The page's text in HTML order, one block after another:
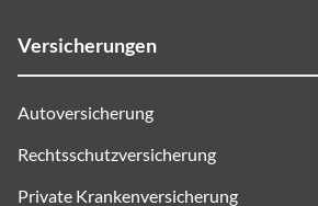
Versicherungen
Autoversicherung
Rechtsschutzversicherung
Private Krankenversicherung